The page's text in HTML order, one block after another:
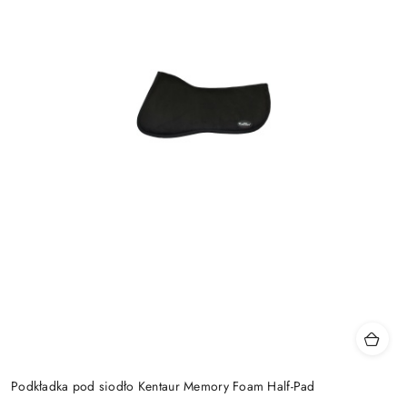
Podkładka pod siodło Kentaur Memory Foam Half-Pad